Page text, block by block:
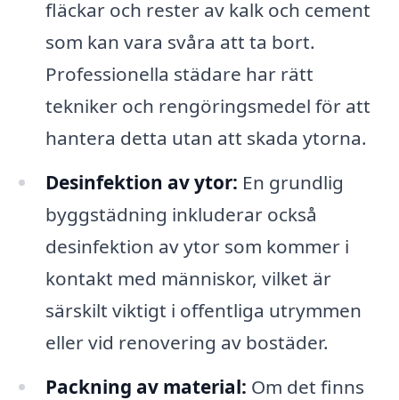
fläckar och rester av kalk och cement
som kan vara svåra att ta bort.
Professionella städare har rätt
tekniker och rengöringsmedel för att
hantera detta utan att skada ytorna.
Desinfektion av ytor: En grundlig
byggstädning inkluderar också
desinfektion av ytor som kommer i
kontakt med människor, vilket är
särskilt viktigt i offentliga utrymmen
eller vid renovering av bostäder.
Packning av material: Om det finns